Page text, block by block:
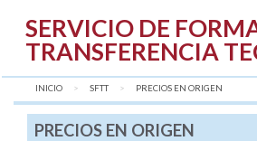
SERVICIO DE
TRANSFERENCIA
INICIO SFTT AQUÍ:
PRECIOS EN ORIGEN
PRECIOS EN ORIGEN